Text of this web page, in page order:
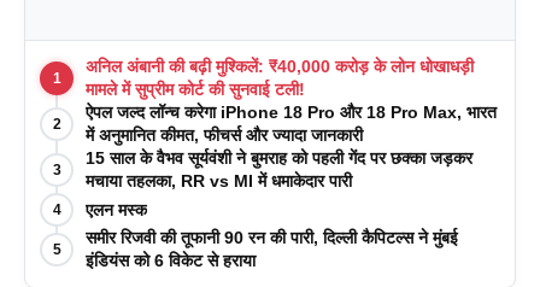
1
अनिल अंबानी की बढ़ी मुश्किलें: ₹40,000 करोड़ के लोन धोखाधड़ी
मामले में सुप्रीम कोर्ट की सुनवाई टली!
2
ऐपल जल्द लॉन्च करेगा iPhone 18 Pro और 18 Pro Max, भारत
में अनुमानित कीमत, फीचर्स और ज्यादा जानकारी
3
15 साल के वैभव सूर्यवंशी ने बुमराह को पहली गेंद पर छक्का जड़कर
मचाया तहलका, RR vs MI में धमाकेदार पारी
4 एलन मस्क
5
समीर रिजवी की तूफानी 90 रन की पारी, दिल्ली कैपिटल्स ने मुंबई
इंडियंस को 6 विकेट से हराया